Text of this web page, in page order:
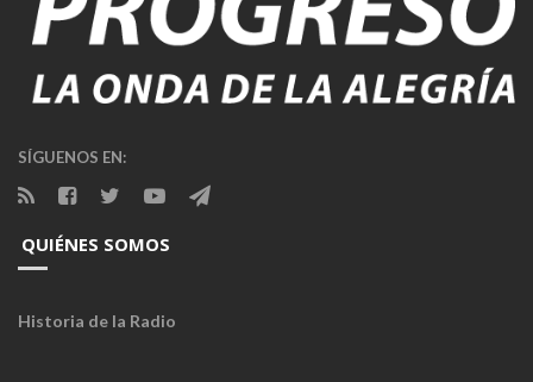
SÍGUENOS EN:
QUIÉNES SOMOS
Historia de la Radio